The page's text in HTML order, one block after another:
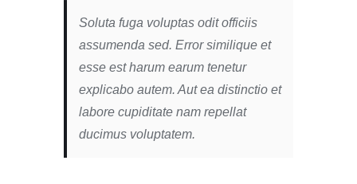
Soluta fuga voluptas odit officiis
assumenda sed. Error similique et
esse est harum earum tenetur
explicabo autem. Aut ea distinctio et
labore cupiditate nam repellat
ducimus voluptatem.